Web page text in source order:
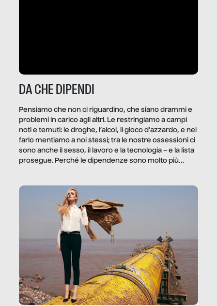
DA CHE DIPENDI
Pensiamo che non ci riguardino, che siano drammi e
problemi in carico agli altri. Le restringiamo a campi
noti e temuti: le droghe, l’alcol, il gioco d’azzardo, e nel
farlo mentiamo a noi stessi; tra le nostre ossessioni ci
sono anche il sesso, il lavoro e la tecnologia – e la lista
prosegue. Perché le dipendenze sono molto più
trae un guadagno. In questo reportage vediamo
quale e come.